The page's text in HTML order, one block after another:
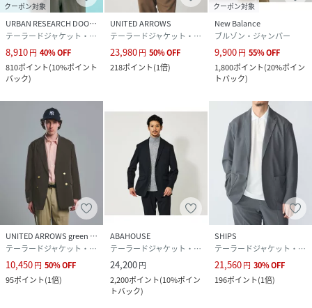
クーポン対象
URBAN RESEARCH DOORS
テーラードジャケット・ブレザー
8,910円 40%OFF
810ポイント(10%ポイント
バック)
UNITED ARROWS
テーラードジャケット・ブレザー
23,980円 50%OFF
218ポイント(1倍)
クーポン対象
New Balance
ブルゾン・ジャンパー
9,900円 55%OFF
1,800ポイント(20%ポイン
トバック)
UNITED ARROWS green label relaxing
テーラードジャケット・ブレザー
10,450円 50%OFF
95ポイント(1倍)
ABAHOUSE
テーラードジャケット・ブレザー
24,200円
2,200ポイント(10%ポイン
トバック)
SHIPS
テーラードジャケット・ブレザー
21,560円 30%OFF
196ポイント(1倍)